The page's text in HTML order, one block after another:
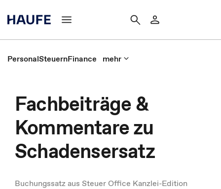
PersonalSteuernFinance mehr
Fachbeiträge &
Kommentare zu
Schadensersatz
Buchungssatz aus Steuer Office Kanzlei-Edition